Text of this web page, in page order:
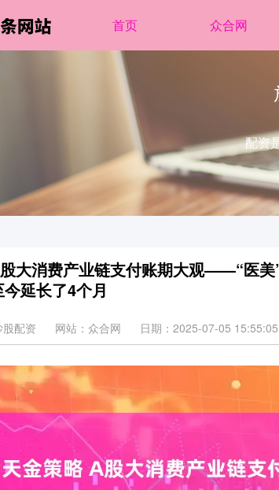
首页 众合网
配资
大消费产业链支付账期大观——“医美
延长了4个月
配资 网站：众合网 日期：2025-07-05 15:55:05